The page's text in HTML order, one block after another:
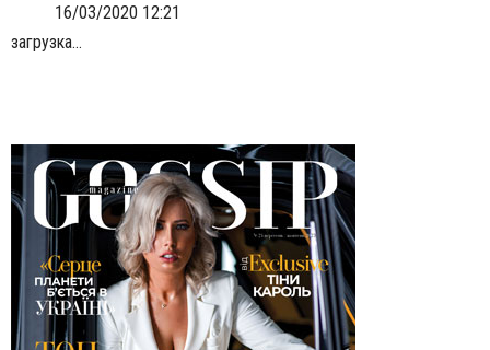
16/03/2020 12:21
загрузка...